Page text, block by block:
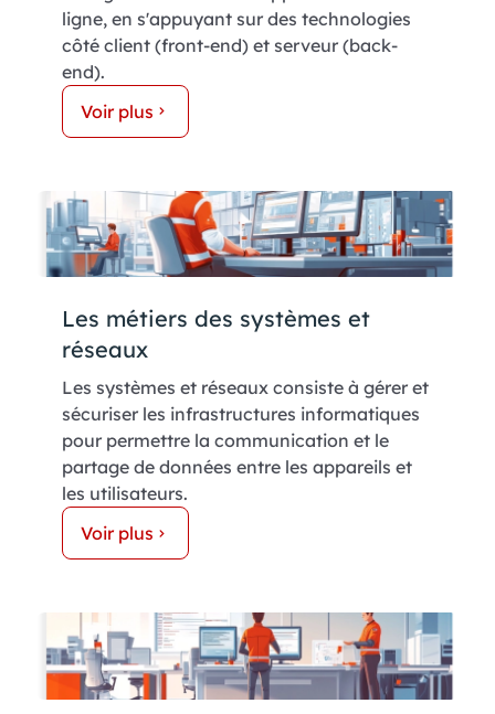
ligne, en s'appuyant sur des technologies
côté client (front-end) et serveur (back-
end).
Voir plus
Les métiers des systèmes et
réseaux
Les systèmes et réseaux consiste à gérer et
sécuriser les infrastructures informatiques
pour permettre la communication et le
partage de données entre les appareils et
les utilisateurs.
Voir plus